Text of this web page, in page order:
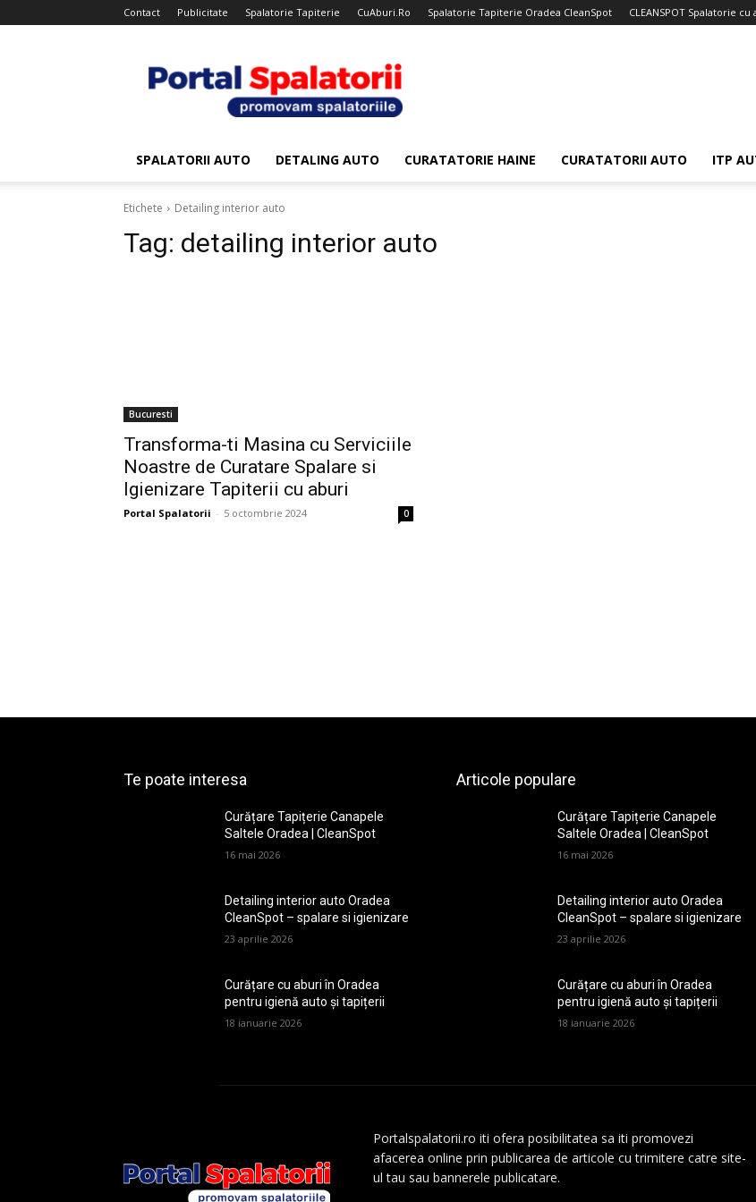
Contact Publicitate Spalatorie Tapiterie CuAburi.Ro Spalatorie Tapiterie Oradea CleanSpot CLEANSPOT Spalatorie
Spalatorii
SPALATORII AUTO DETALING AUTO CURATATORIE HAINE CURATATORII AUTO ITP
Etichete Detailing interior auto
Tag: detailing interior auto
Bucuresti
Transforma-ti Masina cu Serviciile
Noastre de Curatare Spalare si
Igienizare Tapiterii cu aburi
Portal Spalatorii - 5 octombrie 2024 0
Te poate interesa
Curățare Tapițerie Canapele
Saltele Oradea | CleanSpot
16 mai 2026
Detailing interior auto Oradea
CleanSpot – spalare si igienizare
23 aprilie 2026
Curățare cu aburi în Oradea
pentru igienă auto și tapițerii
18 ianuarie 2026
Articole populare
Curățare Tapițerie Canapele
Saltele Oradea | CleanSpot
16 mai 2026
Detailing interior auto Oradea
CleanSpot – spalare si igienizare
23 aprilie 2026
Curățare cu aburi în Oradea
pentru igienă auto și tapițerii
18 ianuarie 2026
Portalspalatorii.ro iti ofera posibilitatea sa iti promovezi
afacerea online prin publicarea de articole cu trimitere catre site-
ul tau sau bannerele publicatare.